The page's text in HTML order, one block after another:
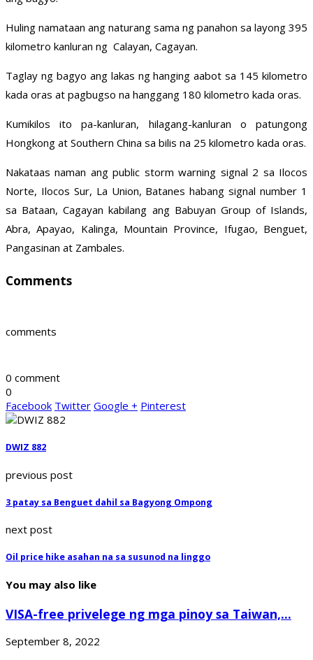
Huling namataan ang naturang sama ng panahon sa layong 395
kilometro kanluran ng Calayan, Cagayan.
Taglay ng bagyo ang lakas ng hanging aabot sa 145 kilometro
kada oras at pagbugso na hanggang 180 kilometro kada oras.
Kumikilos ito pa-kanluran, hilagang-kanluran o patungong
Hongkong at Southern China sa bilis na 25 kilometro kada oras.
Nakataas naman ang public storm warning signal 2 sa Ilocos
Norte, Ilocos Sur, La Union, Batanes habang signal number 1
sa Bataan, Cagayan kabilang ang Babuyan Group of Islands,
Abra, Apayao, Kalinga, Mountain Province, Ifugao, Benguet,
Pangasinan at Zambales.
Comments
comments
0 comment
0
Facebook Twitter Google + Pinterest
DWIZ 882
previous post
3 patay sa Benguet dahil sa Bagyong Ompong
next post
Oil price hike asahan na sa susunod na linggo
You may also like
VISA-free privelege ng mga pinoy sa Taiwan,...
September 8, 2022